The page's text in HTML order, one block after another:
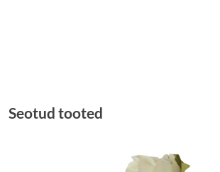
Seotud tooted